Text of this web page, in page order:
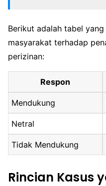
Berikut adalah tabel
masyarakat terhadap
perizinan:
Respon
Mendukung
Netral
Tidak Mendukung
Rincian Kasus